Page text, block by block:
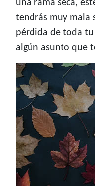
una rama seca,
tendrás muy mala
pérdida de toda tu
algún asunto que